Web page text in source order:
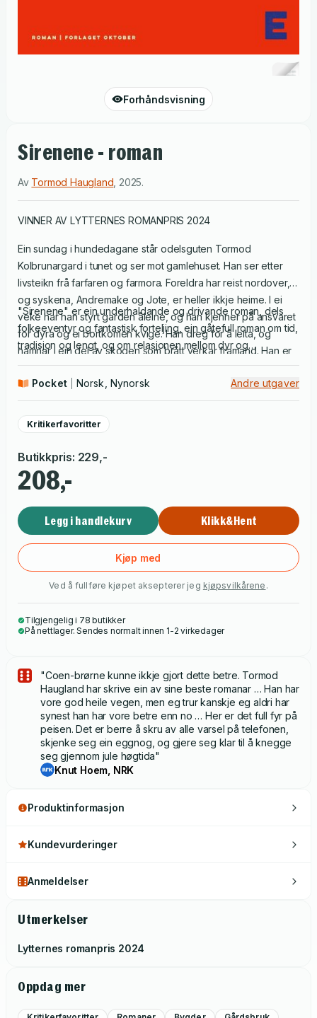
Forhåndsvisning
Sirenene - roman
Av Tormod Haugland 2025.
VINNER AV LYTTERNES ROMANPRIS 2024
Ein sundag i hundedagane står odelsguten Tormod
Kolbrunargard i tunet og ser mot gamlehuset. Han ser etter
livsteikn frå farfaren og farmora. Foreldra har reist nordover,
og syskena, Andremake og Jote, er heller ikkje heime. I ei
veke har han styrt garden åleine, og han kjenner på ansvaret
for dyra og ei bortkomen kvige. Han dreg for å leita, og
hamnar i ein del av skogen som brått verkar framand. Han er
jaga av minna frå kvelden før, då han følgde Eleonora på
nabogarden Storjord heim. Både uroa og lysta slit i han, og
nye møte gjer nattas drama endå meir krevjande.
"Sirenene" er ein underhaldande og drivande roman, dels
folkeeventyr og fantastisk forteljing, ein gåtefull roman om tid,
tradisjon og lengt, og om relasjonen mellom dyr og
Pocket
Norsk, Nynorsk Andre utgaver
Kritikerfavoritter
Butikkpris: 229,-
208,-
Legg i handlekurv Klikk&Hent
Kjøp med
Ved å fullføre kjøpet aksepterer jeg kjøpsvilkårene .
Tilgjengelig i 78 butikker
På nettlager. Sendes normalt innen 1-2 virkedager
"Coen-brørne kunne ikkje gjort dette betre. Tormod
Haugland har skrive ein av sine beste romanar … Han har
vore god heile vegen, men eg trur kanskje eg aldri har
synest han har vore betre enn no … Her er det full fyr på
peisen. Det er berre å skru av alle varsel på telefonen,
skjenke seg ein eggnog, og gjere seg klar til å knegge
seg gjennom jule høgtida"
Knut Hoem, NRK
Produktinformasjon
Kundevurderinger
Anmeldelser
Utmerkelser
Lytternes romanpris 2024
Oppdag mer